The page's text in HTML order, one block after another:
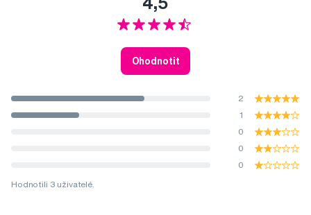
Ohodnotit
2
1
0
0
0
Hodnotili 3 uživatelé.